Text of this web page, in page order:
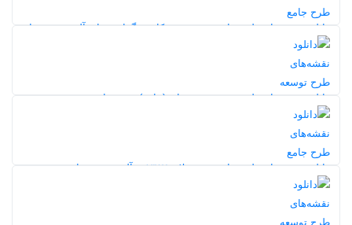
20%
دانلود نقشه‌های طرح جامع شهر تویسرکان + گزارش‌ها و آلبوم نقشه‌ها
154
5,0
20%
دانلود نقشه‌های طرح توسعه و عمران (جامع) شهر نهاوند
127
5,0
دانلود نقشه‌های طرح جامع شهر ملایر ۱۳۸۷ + آلبوم نقشه‌ها
134
5,0